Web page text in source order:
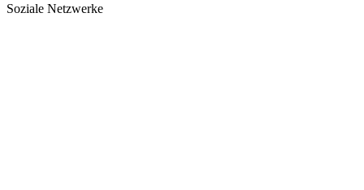
Soziale Netzwerke